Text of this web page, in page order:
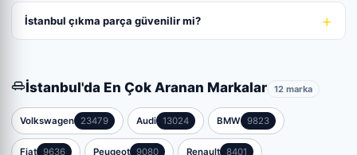
İstanbul çıkma parça güvenilir mi?
İstanbul'da En Çok Aranan Markalar 12 marka
Volkswagen 23479 Audi 13024 BMW 9823
Fiat 9636 Peugeot 9080 Renault 8401